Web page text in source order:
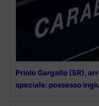
Priolo Gargallo (SR),
speciale: possesso